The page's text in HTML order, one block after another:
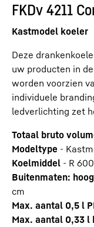
FKDv 4211
Kastmodel koeler
Deze
uw producten in
worden voorzien
individuele
ledverlichting zet
Totaal bruto
Modeltype -
Koelmiddel - R
Buitenmaten:
cm
Max. aantal 0,5 l
Max. aantal 0,33 l